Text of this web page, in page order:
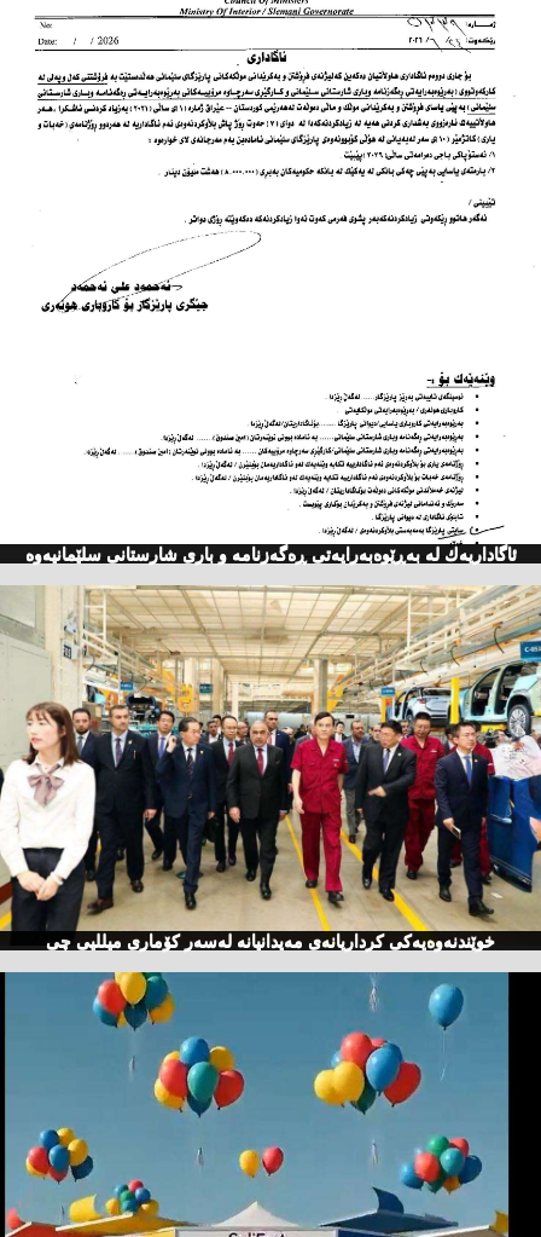
ئاگاداریه‌ك له‌ به‌ڕێوه‌به‌رایه‌تی ڕه‌گه‌زنامه‌ و باری شارستانی سلێمانیه‌وه‌
خوێندنەوەیەكی كرداریانەی مەیدانیانە لەسەر كۆماری میللیی چی